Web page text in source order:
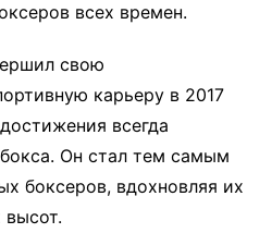
всех времен.
свою
карьеру в 2017
всегда
Он стал тем самым
боксеров, вдохновляя их